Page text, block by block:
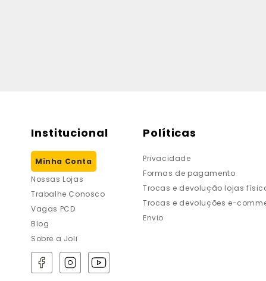
Institucional
Minha Conta
Nossas Lojas
Trabalhe Conosco
Vagas PCD
Blog
Sobre a Joli
Políticas
Privacidade
Formas de pagamento
Trocas e devolução lojas
Trocas e devoluções e-
Envio